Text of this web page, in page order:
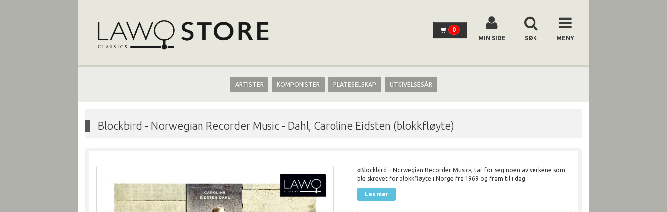
0
MIN SIDE
SØK MENY
ARTISTER KOMPONISTER PLATESELSKAP UTGIVELSESÅR
Blockbird - Norwegian Recorder Music - Dahl, Caroline Eidsten (blokkfløyte)
«Blockbird – Norwegian Recorder Music», tar for seg noen av verkene som
ble skrevet for blokkfløyte i Norge fra 1969 og fram til i dag.
Les mer